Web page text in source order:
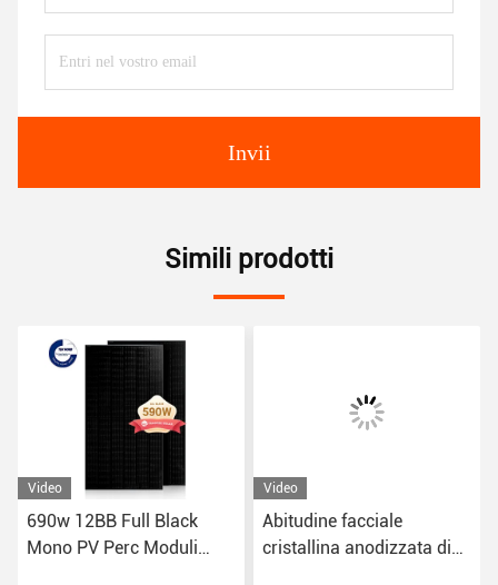
Invii
Simili prodotti
Video
690w 12BB Full Black
Mono PV Perc Moduli
Video
Abitudine facciale
cristallina anodizzata di